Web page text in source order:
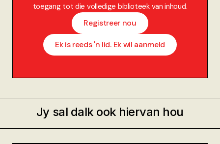
toegang tot die volledige biblioteek van inhoud.
Registreer nou
Ek is reeds 'n lid. Ek wil aanmeld
Jy sal dalk ook hiervan hou